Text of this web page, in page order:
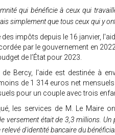
qui bénéficie à ceux qui
simplement que tous ceux qui y
impôts depuis le 16 janvier,
par le gouvernement en
de l’État pour 2023.
Bercy, l'aide est destinée à
de 1 314 euros net
pour un couple avec trois
les services de M. Le Maire
versement était de 3,3 millions.
d'identité bancaire du